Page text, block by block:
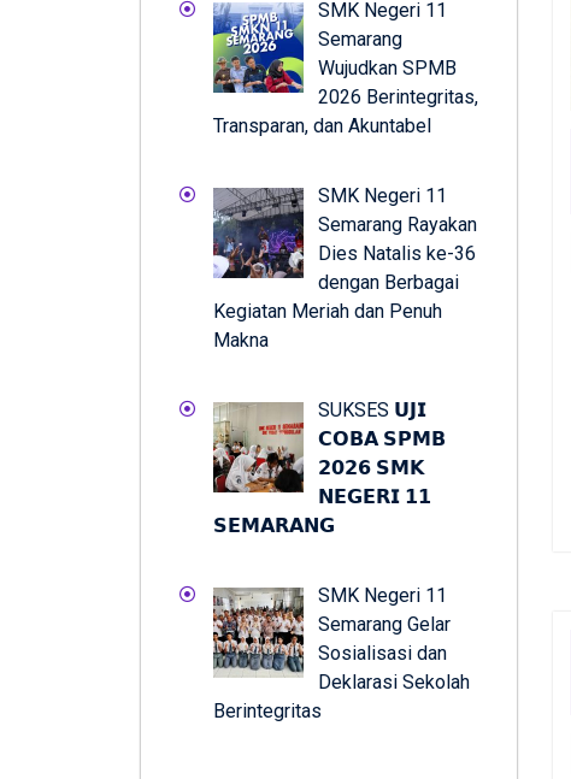
SMK Negeri 11
Semarang
Wujudkan SPMB
2026 Berintegritas,
Transparan, dan Akuntabel
SMK Negeri 11
Semarang Rayakan
Dies Natalis ke-36
dengan Berbagai
Kegiatan Meriah dan Penuh
Makna
SUKSES 𝗨𝗝𝗜
𝗖𝗢𝗕𝗔 𝗦𝗣𝗠𝗕
𝟮𝟬𝟮𝟲 𝗦𝗠𝗞
𝗡𝗘𝗚𝗘𝗥𝗜 𝟭𝟭
𝗦𝗘𝗠𝗔𝗥𝗔𝗡𝗚
SMK Negeri 11
Semarang Gelar
Sosialisasi dan
Deklarasi Sekolah
Berintegritas